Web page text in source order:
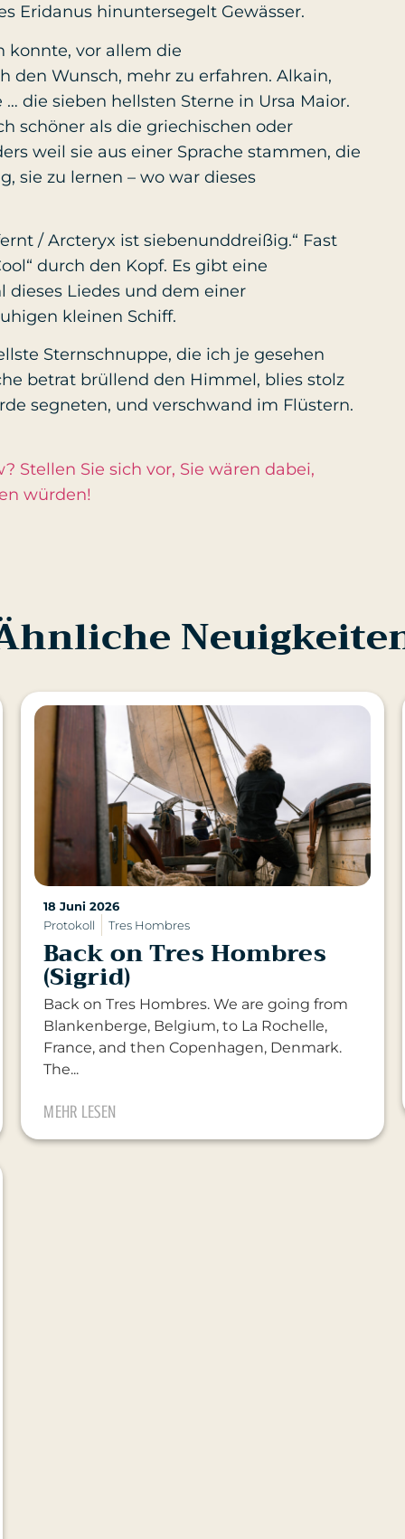
Eridanus hinuntersegelt Gewässer.
konnte, vor allem die
den Wunsch, mehr zu erfahren. Alkain,
die sieben hellsten Sterne in Ursa Maior.
schöner als die griechischen oder
weil sie aus einer Sprache stammen, die
sie zu lernen – wo war dieses
/ Arcteryx ist siebenunddreißig.“ Fast
durch den Kopf. Es gibt eine
dieses Liedes und dem einer
kleinen Schiff.
Sternschnuppe, die ich je gesehen
betrat brüllend den Himmel, blies stolz
segneten, und verschwand im Flüstern.
Stellen Sie sich vor, Sie wären dabei,
würden!
18 Juni 2026
Protokoll
Tres Hombres
Back on Tres Hombres
(Sigrid)
Back on Tres Hombres. We are going from
Blankenberge, Belgium, to La Rochelle,
France, and then Copenhagen, Denmark.
The...
MEHR LESEN